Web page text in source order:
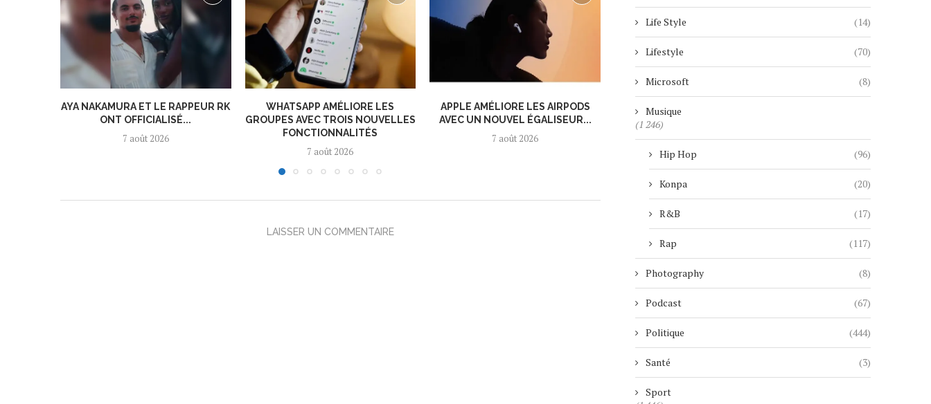
AYA NAKAMURA ET LE RAPPEUR RK
ONT OFFICIALISÉ...
7 août 2026
WHATSAPP AMÉLIORE LES
GROUPES AVEC TROIS NOUVELLES
FONCTIONNALITÉS
7 août 2026
APPLE AMÉLIORE LES AIRPODS
AVEC UN NOUVEL ÉGALISEUR...
7 août 2026
GOOGLE ASSISTANT TIRE SA
RÉVÉRENCE SUR ANDROID :...
7 août 2026 7 août 2026
LAISSER UN COMMENTAIRE
Life Style (14)
Lifestyle (70)
Microsoft (8)
Musique
(1 246)
Hip Hop (96)
Konpa (20)
R&B (17)
Rap (117)
Photography (8)
Podcast (67)
Politique (444)
Santé (3)
Sport